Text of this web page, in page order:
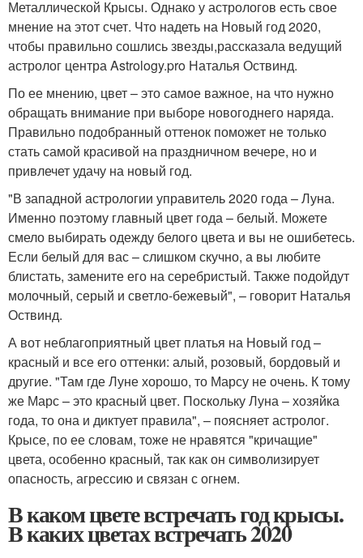
Металлической Крысы. Однако у астрологов есть свое
мнение на этот счет. Что надеть на Новый год 2020,
чтобы правильно сошлись звезды,рассказала ведущий
астролог центра Astrology.pro Наталья Оствинд.
По ее мнению, цвет – это самое важное, на что нужно
обращать внимание при выборе новогоднего наряда.
Правильно подобранный оттенок поможет не только
стать самой красивой на праздничном вечере, но и
привлечет удачу на новый год.
"В западной астрологии управитель 2020 года – Луна.
Именно поэтому главный цвет года – белый. Можете
смело выбирать одежду белого цвета и вы не ошибетесь.
Если белый для вас – слишком скучно, а вы любите
блистать, замените его на серебристый. Также подойдут
молочный, серый и светло-бежевый", – говорит Наталья
Оствинд.
А вот неблагоприятный цвет платья на Новый год –
красный и все его оттенки: алый, розовый, бордовый и
другие. "Там где Луне хорошо, то Марсу не очень. К тому
же Марс – это красный цвет. Поскольку Луна – хозяйка
года, то она и диктует правила", – поясняет астролог.
Крысе, по ее словам, тоже не нравятся "кричащие"
цвета, особенно красный, так как он символизирует
опасность, агрессию и связан с огнем.
В каком цвете встречать год крысы.
В каких цветах встречать 2020